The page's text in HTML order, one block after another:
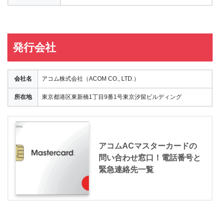
発行会社
会社名 アコム株式会社（ACOM CO., LTD.）
所在地 東京都港区東新橋1丁目9番1号東京汐留ビルディング
アコムACマスターカードの
問い合わせ窓口！電話番号と
緊急連絡先一覧